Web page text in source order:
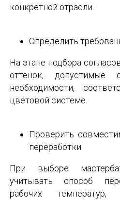
конкретной отрасли.
Определить
На этапе подбора
оттенок, допустимые
необходимости,
цветовой системе.
Проверить
переработки
При выборе
учитывать способ
рабочих